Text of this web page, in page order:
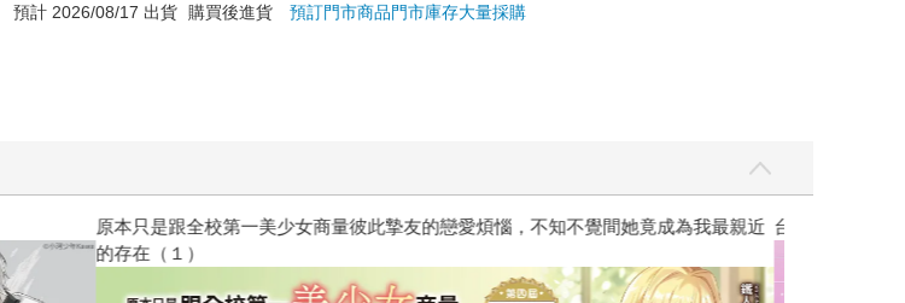
預計 2026/08/17 出貨 購買後進貨預訂門市商品門市庫存大量採購
原本只是跟全校第一美少女商量彼此摯友的戀愛煩惱，不知不覺間她竟成為我最親近
的存在（１）
台灣角川2026